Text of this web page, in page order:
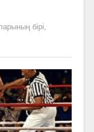
бірі,